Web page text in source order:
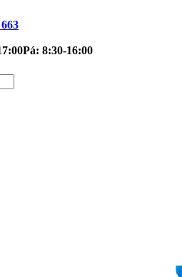
Pá: 8:30-16:00